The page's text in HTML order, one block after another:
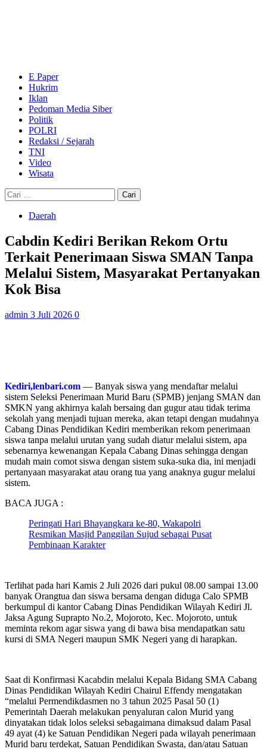
E Paper
Hukrim
Iklan
Pedoman Media Siber
Politik
POLRI
Redaksi / Sejarah
TNI
Video
Wisata
Cari
untuk:
Daerah
Cabdin Kediri Berikan Rekom Ortu
Terkait Penerimaan Siswa SMAN Tanpa
Melalui Sistem, Masyarakat Pertanyakan
Kok Bisa
admin 3 Juli 2026 0
Kediri,lenbari.com — Banyak siswa yang mendaftar melalui
sistem Seleksi Penerimaan Murid Baru (SPMB) jenjang SMAN dan
SMKN yang akhirnya kalah bersaing dan gugur atau tidak terima
sekolah yang menjadi tujuan mereka, akan tetapi dengan mudahnya
Cabang Dinas Pendidikan Kediri memberikan rekom penerimaan
siswa tanpa melalui urutan yang sudah diatur melalui sistem, apa
sebenarnya kewenangan Kepala Cabang Dinas sehingga dengan
mudah main comot siswa dengan sistem suka-suka dia, ini menjadi
pertanyaan masyarakat atau orang tua yang anaknya gugur melalui
sistem.
BACA JUGA :
Peringati Hari Bhayangkara ke-80, Wakapolri
Resmikan Masjid Panggilan Sujud sebagai Pusat
Pembinaan Karakter
Terlihat pada hari Kamis 2 Juli 2026 dari pukul 08.00 sampai 13.00
banyak Orangtua dan siswa bersama dengan diduga Calo SPMB
berkumpul di kantor Cabang Dinas Pendidikan Wilayah Kediri Jl.
Jaksa Agung Suprapto No.2, Mojoroto, Kec. Mojoroto, untuk
meminta rekom agar siswa yang di bawa bisa mendapatkan satu
kursi di SMA Negeri maupun SMK Negeri yang di harapkan.
Saat di Konfirmasi Kacabdin melalui Kepala Bidang SMA Cabang
Dinas Pendidikan Wilayah Kediri Chairul Effendy mengatakan
“melalui Permendikdasmen no 3 tahun 2025 Pasal 50 (1)
Pemerintah Daerah melakukan penyaluran calon Murid yang
dinyatakan tidak lolos seleksi sebagaimana dimaksud dalam Pasal
49 ayat (4) ke Satuan Pendidikan Negeri pada wilayah penerimaan
Murid baru terdekat, Satuan Pendidikan Swasta, dan/atau Satuan